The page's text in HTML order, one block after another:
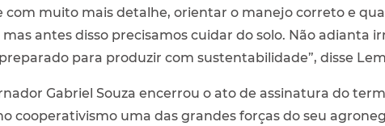
com muito mais detalhe, orientar o manejo correto e
antes disso precisamos cuidar do solo. Não adianta
para produzir com sustentabilidade”, disse
Gabriel Souza encerrou o ato de assinatura do
cooperativismo uma das grandes forças do seu